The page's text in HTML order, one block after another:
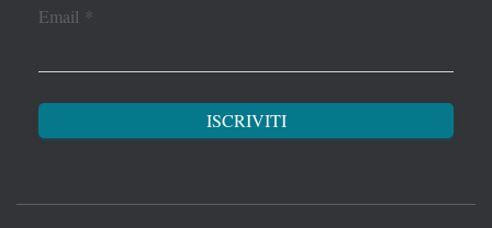
Email *